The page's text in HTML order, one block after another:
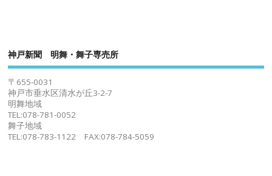
神戸新聞 明舞・舞子専売所
〒655-0031
神戸市垂水区清水が丘3-2-7
明舞地域
TEL:078-781-0052
舞子地域
TEL:078-783-1122 FAX:078-784-5059